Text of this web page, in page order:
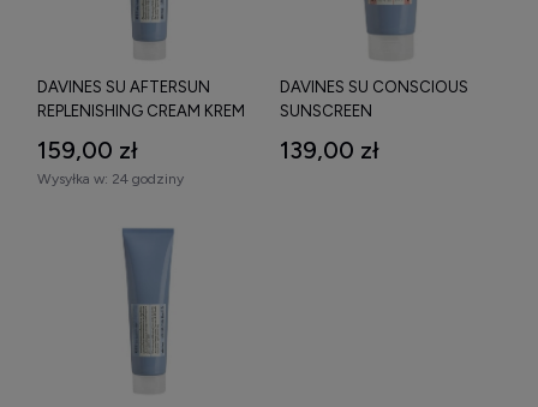
DAVINES SU AFTERSUN
REPLENISHING CREAM KREM
CIAŁA 150 ML
159,00 zł
Wysyłka w: 24 godziny
DAVINES SU CONSCIOUS
SUNSCREEN
OPALANIA TWARZY I CIAŁA
139,00 zł